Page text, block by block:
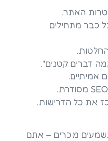
האתר.
כבר מתחילים
דברים קטנים".
אמיתיים.
את כל הדרישות.
מוכרים – אתם